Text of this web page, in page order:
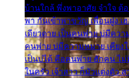
บ้านใกล้ พึ่งพาอาศัย จำใจ ต้
พา กันเข้าพาขวัญ เพื่อนฝูง เ
เดียวดาย เป็นคนพ่าย บ่มีควา
คนพ่าย บ่มีความหมาย เคียงใ
เป็นบ่ได้ คือคนพ่าย ฮักคน ไ
ในครัว เจ้าสาว ก็มัวแต่งตัว ส